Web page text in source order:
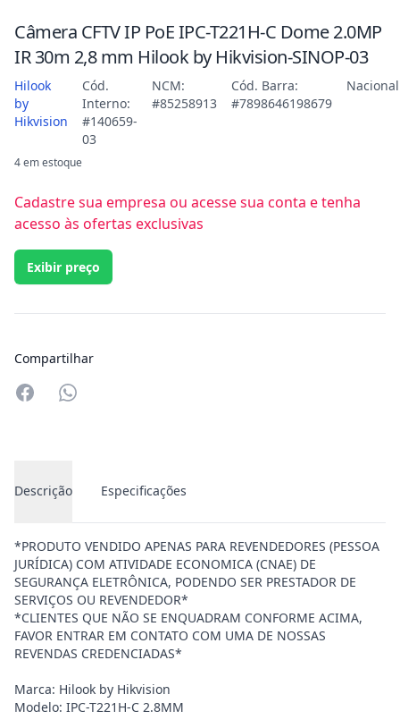
Câmera CFTV IP PoE IPC-T221H-C Dome 2.0MP
IR 30m 2,8 mm Hilook by Hikvision-SINOP-03
Hilook
by
Hikvision
Cód.
Interno:
#140659-
03
NCM:
#85258913
Cód. Barra:
#7898646198679
Nacional
4 em estoque
Cadastre sua empresa ou acesse sua conta e tenha
acesso às ofertas exclusivas
Exibir preço
Compartilhar
Compartilhar no Whatsapp
Descrição Especificações
*PRODUTO VENDIDO APENAS PARA REVENDEDORES (PESSOA
JURÍDICA) COM ATIVIDADE ECONOMICA (CNAE) DE
SEGURANÇA ELETRÔNICA, PODENDO SER PRESTADOR DE
SERVIÇOS OU REVENDEDOR*
*CLIENTES QUE NÃO SE ENQUADRAM CONFORME ACIMA,
FAVOR ENTRAR EM CONTATO COM UMA DE NOSSAS
REVENDAS CREDENCIADAS*
Marca: Hilook by Hikvision
Modelo: IPC-T221H-C 2.8MM